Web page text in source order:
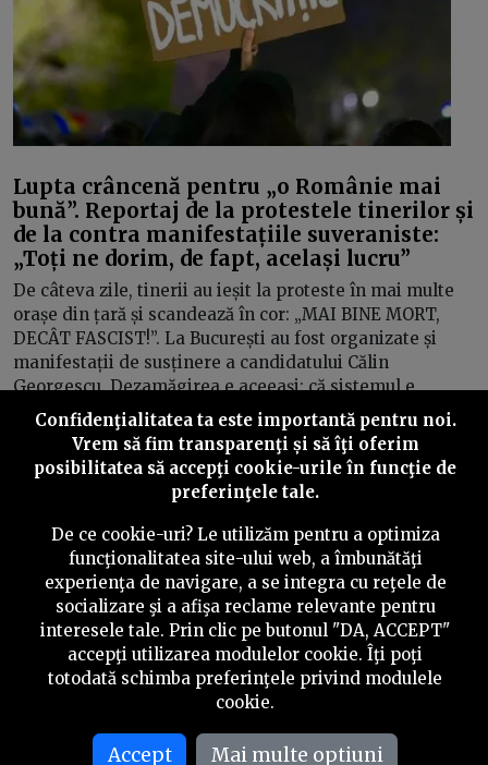
Lupta crâncenă pentru „o Românie mai
bună”. Reportaj de la protestele tinerilor și
de la contra manifestațiile suveraniste:
„Toți ne dorim, de fapt, același lucru”
De câteva zile, tinerii au ieșit la proteste în mai multe
orașe din țară și scandează în cor: „MAI BINE MORT,
DECÂT FASCIST!”. La București au fost organizate și
manifestații de susținere a candidatului Călin
Georgescu. Dezamăgirea e aceeași: că sistemul e
corupt. Tenisunea a polarizat acum societatea în două
tabere care susțin că luptă pentru o „Românie mai
bună”: antifasciști și suveraniști.
©2026 PressOne.ro
RSSNewslettereDespre noiPolitica editorială
Politica de verificare a conținutului
Termeni și condiții
Confidenţialitatea ta este importantă pentru noi.
Vrem să fim transparenţi și să îţi oferim
posibilitatea să accepţi cookie-urile în funcţie de
preferinţele tale.
De ce cookie-uri? Le utilizăm pentru a optimiza
funcţionalitatea site-ului web, a îmbunătăţi
experienţa de navigare, a se integra cu reţele de
socializare şi a afişa reclame relevante pentru
interesele tale. Prin clic pe butonul "DA, ACCEPT"
accepţi utilizarea modulelor cookie. Îţi poţi
totodată schimba preferinţele privind modulele
cookie.
Accept Mai multe optiuni